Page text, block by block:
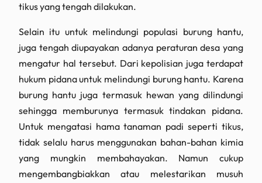
tikus yang tengah dilakukan.
Selain itu untuk melindungi populasi burung hantu,
juga tengah diupayakan adanya peraturan desa yang
mengatur hal tersebut. Dari kepolisian juga terdapat
hukum pidana untuk melindungi burung hantu. Karena
burung hantu juga termasuk hewan yang dilindungi
sehingga memburunya termasuk tindakan pidana.
Untuk mengatasi hama tanaman padi seperti tikus,
tidak selalu harus menggunakan bahan-bahan kimia
yang mungkin membahayakan. Namun cukup
mengembangbiakkan atau melestarikan musuh